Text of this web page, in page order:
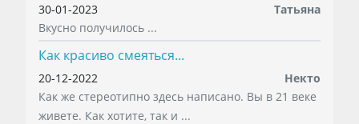
30-01-2023
Татьяна
Вкусно получилось ...
Как красиво смеяться...
20-12-2022
Некто
Как же стереотипно здесь написано. Вы в 21 веке
живете. Как хотите, так и ...